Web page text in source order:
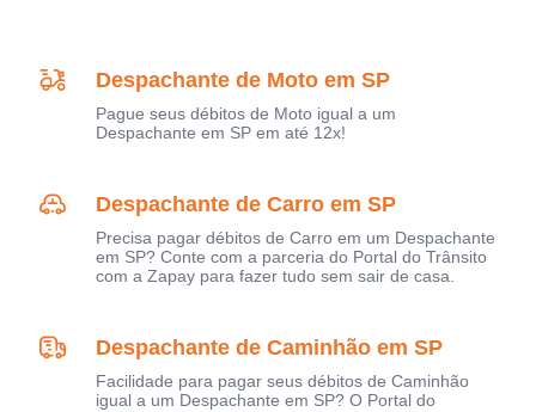
Despachante de Moto em SP
Pague seus débitos de Moto igual a um
Despachante em SP em até 12x!
Despachante de Carro em SP
Precisa pagar débitos de Carro em um Despachante
em SP? Conte com a parceria do Portal do Trânsito
com a Zapay para fazer tudo sem sair de casa.
Despachante de Caminhão em SP
Facilidade para pagar seus débitos de Caminhão
igual a um Despachante em SP? O Portal do